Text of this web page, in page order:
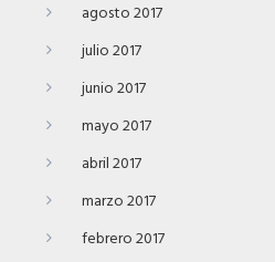
agosto 2017
julio 2017
junio 2017
mayo 2017
abril 2017
marzo 2017
febrero 2017